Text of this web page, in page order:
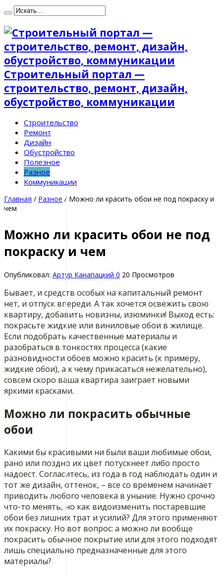
Строительный портал —
строительство, ремонт, дизайн,
обустройство, коммуникации
Строительство
Ремонт
Дизайн
Обустройство
Полезное
Разное
Коммуникации
Главная / Разное / Можно ли красить обои не под покраску и
чем
Можно ли красить обои не под
покраску и чем
Опубликовал: Артур Канапацкий 0 20 Просмотров
Бывает, и средств особых на капитальный ремонт
нет, и отпуск впереди. А так хочется освежить свою
квартиру, добавить новизны, изюминки! Выход есть:
покрасьте жидкие или виниловые обои в жилище.
Если подобрать качественные материалы и
разобраться в тонкостях процесса (какие
разновидности обоев можно красить (к примеру,
жидкие обои), а к чему прикасаться нежелательно),
совсем скоро ваша квартира заиграет новыми
яркими красками.
Можно ли покрасить обычные
обои
Какими бы красивыми ни были ваши любимые обои,
рано или поздно их цвет потускнеет либо просто
надоест. Согласитесь, из года в год наблюдать один и
тот же дизайн, оттенок, – все со временем начинает
приводить любого человека в уныние. Нужно срочно
что-то менять, но как видоизменить постаревшие
обои без лишних трат и усилий? Для этого применяют
их покраску. Но вот вопрос: а можно ли вообще
покрасить обычное покрытие или для этого подходят
лишь специально предназначенные для этого
материалы?